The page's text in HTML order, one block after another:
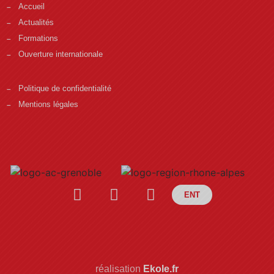
Accueil
Actualités
Formations
Ouverture internationale
Politique de confidentialité
Mentions légales
ENT
réalisation Ekole.fr